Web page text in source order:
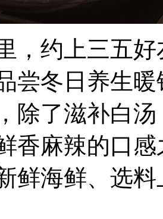
，约上三五
尝冬日养生
除了滋补白
香麻辣的口
鲜海鲜、选